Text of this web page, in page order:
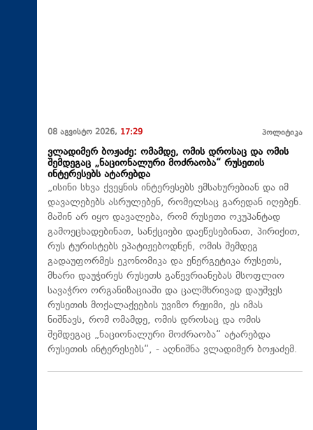
08 აგვისტო 2026, 17:29 პოლიტიკა
ვლადიმერ ბოჟაძე: ომამდე, ომის დროსაც და ომის
შემდეგაც „ნაციონალური მოძრაობა“ რუსეთის
ინტერესებს ატარებდა
„ისინი სხვა ქვეყნის ინტერესებს ემსახურებიან და იმ
დავალებებს ასრულებენ, რომელსაც გარედან იღებენ.
მაშინ არ იყო დავალება, რომ რუსეთი ოკუპანტად
გამოეცხადებინათ, სანქციები დაეწესებინათ, პირიქით,
რუს ტურისტებს ეპატიჟებოდნენ, ომის შემდეგ
გადაუფორმეს ეკონომიკა და ენერგეტიკა რუსეთს,
მხარი დაუჭირეს რუსეთს გაწევრიანებას მსოფლიო
სავაჭრო ორგანიზაციაში და ცალმხრივად დაუშვეს
რუსეთის მოქალაქეების უვიზო რეჟიმი, ეს იმას
ნიშნავს, რომ ომამდე, ომის დროსაც და ომის
შემდეგაც „ნაციონალური მოძრაობა“ ატარებდა
რუსეთის ინტერესებს“, - აღნიშნა ვლადიმერ ბოჟაძემ.